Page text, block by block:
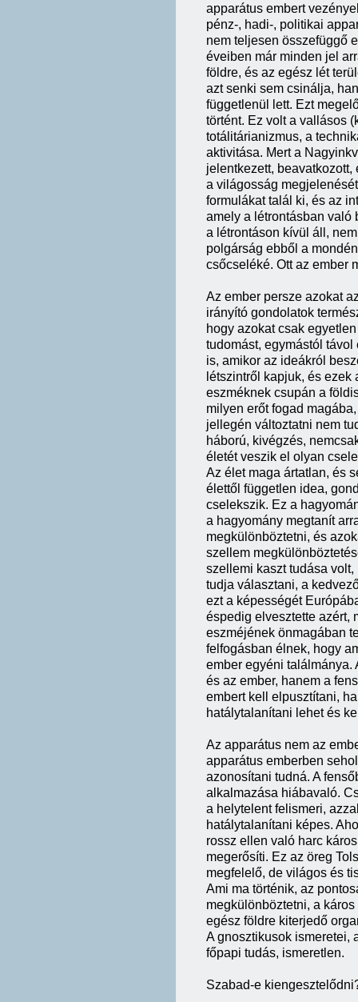
apparátus embert
pénz-, hadi-, politikai
nem teljesen összefüggő
éveiben már minden jel
földre, és az egész lét
azt senki sem csinálja,
függetlenül lett. Ezt
történt. Ez volt a vallásos
totálitárianizmus, a
aktivitása. Mert a
jelentkezett,
a világosság
formulákat talál ki, és az
amely a létrontásban való
a létrontáson kívül áll,
polgárság ebből a
csőcseléké. Ott az ember
Az ember persze azokat
irányító gondolatok
hogy azokat csak
tudomást, egymástól
is, amikor az ideákról
létszintről kapjuk, és
eszméknek csupán a
milyen erőt fogad
jellegén változtatni nem
háború, kivégzés,
életét veszik el olyan
Az élet maga ártatlan, és
élettől független idea,
cselekszik. Ez a
a hagyomány megtanít
megkülönböztetni, és
szellem
szellemi kaszt tudása
tudja választani, a
ezt a képességét
éspedig elvesztette azért,
eszméjének önmagában
felfogásban élnek, hogy
ember egyéni találmánya.
és az ember, hanem a
embert kell elpusztítani,
hatálytalanítani lehet és
Az apparátus nem az
apparátus emberben
azonosítani tudná. A
alkalmazása hiábavaló.
a helytelent felismeri,
hatálytalanítani képes.
rossz ellen való harc
megerősíti. Ez az öreg
megfelelő, de világos és
Ami ma történik, az
megkülönböztetni, a
egész földre kiterjedő
A gnosztikusok ismeretei,
főpapi tudás, ismeretlen.
Szabad-e